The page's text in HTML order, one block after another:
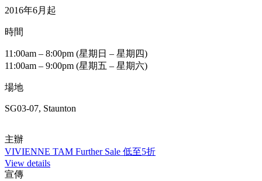
2016年6月起
時間
11:00am – 8:00pm (星期日 – 星期四)
11:00am – 9:00pm (星期五 – 星期六)
場地
SG03-07, Staunton
主辦
VIVIENNE TAM Further Sale 低至5折
View details
宣傳